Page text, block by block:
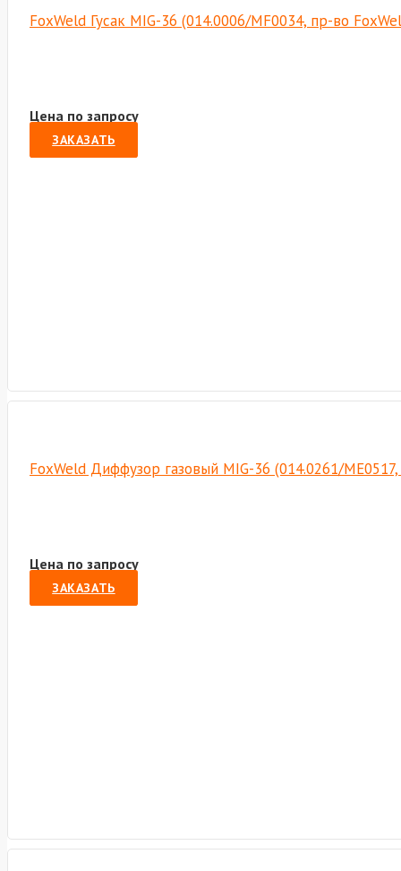
FoxWeld Гусак MIG-36 (014.0006/MF0034, пр-во
Цена по запросу
ЗАКАЗАТЬ
FoxWeld Диффузор газовый MIG-36 (014.0261/
Цена по запросу
ЗАКАЗАТЬ